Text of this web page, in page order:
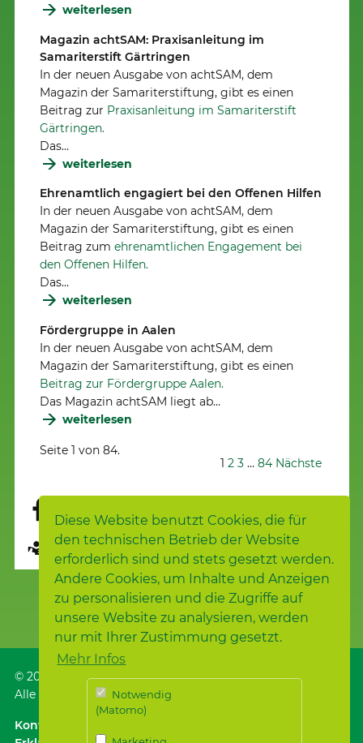
Diese Website benutzt Cookies, die für
den technischen Betrieb der Website
erforderlich sind und stets gesetzt werden.
Andere Cookies, um Inhalte und Anzeigen
zu personalisieren und die Zugriffe auf
unsere Website zu analysieren, werden
nur mit Ihrer Zustimmung gesetzt.
Mehr Infos
Notwendig
(Matomo)
weiterlesen
Magazin achtSAM: Praxisanleitung im
Samariterstift Gärtringen
In der neuen Ausgabe von achtSAM, dem
Magazin der Samariterstiftung, gibt es einen
Beitrag zur Praxisanleitung im Samariterstift
Gärtringen.
Das…
weiterlesen
Ehrenamtlich engagiert bei den Offenen Hilfen
In der neuen Ausgabe von achtSAM, dem
Magazin der Samariterstiftung, gibt es einen
Beitrag zum ehrenamtlichen Engagement bei
den Offenen Hilfen.
Das…
weiterlesen
Fördergruppe in Aalen
In der neuen Ausgabe von achtSAM, dem
Magazin der Samariterstiftung, gibt es einen
Beitrag zur Fördergruppe Aalen.
Das Magazin achtSAM liegt ab…
weiterlesen
Seite 1 von 84.
1 2 3 … 84 Nächste
Seite übersetzen
© 2026 Samariterstiftung, Nürtingen
Alle Rechte vorbehalten.
Kontakt